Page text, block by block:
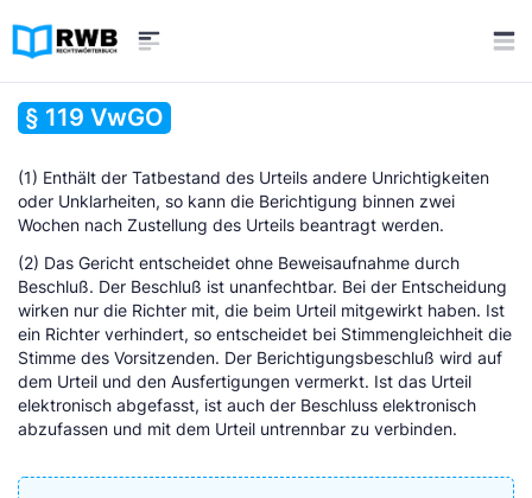
§ 119 VwGO
(1) Enthält der Tatbestand des Urteils andere Unrichtigkeiten
oder Unklarheiten, so kann die Berichtigung binnen zwei
Wochen nach Zustellung des Urteils beantragt werden.
(2) Das Gericht entscheidet ohne Beweisaufnahme durch
Beschluß. Der Beschluß ist unanfechtbar. Bei der Entscheidung
wirken nur die Richter mit, die beim Urteil mitgewirkt haben. Ist
ein Richter verhindert, so entscheidet bei Stimmengleichheit die
Stimme des Vorsitzenden. Der Berichtigungsbeschluß wird auf
dem Urteil und den Ausfertigungen vermerkt. Ist das Urteil
elektronisch abgefasst, ist auch der Beschluss elektronisch
abzufassen und mit dem Urteil untrennbar zu verbinden.